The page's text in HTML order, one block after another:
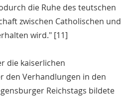
die Ruhe des teutschen
zwischen Catholischen und
wird." [11]
die kaiserlichen
den Verhandlungen in den
Reichstags bildete